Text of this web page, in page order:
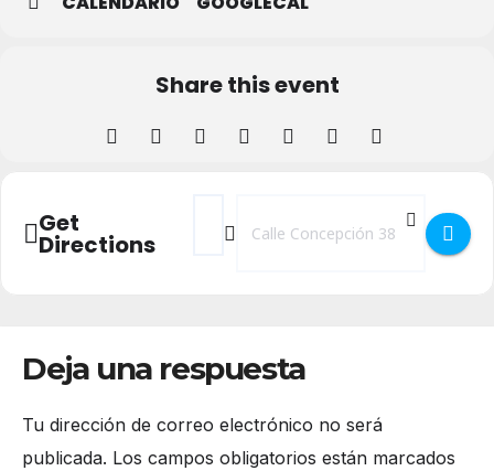
Share this event
Get
Directions
Address - Exposición Tres Negras y un
Destination Address - Exposición
Deja una respuesta
Tu dirección de correo electrónico no será
publicada. Los campos obligatorios están marcados